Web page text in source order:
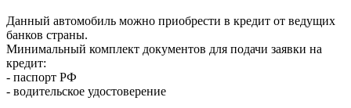
Данный автомобиль можно приобрести в кредит от ведущих
банков страны.
Минимальный комплект документов для подачи заявки на
кредит:
- паспорт РФ
- водительское удостоверение